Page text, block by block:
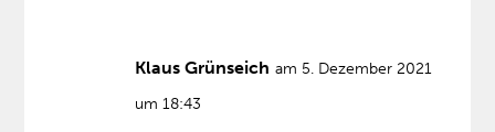
Klaus Grünseich am 5. Dezember 2021
um 18:43